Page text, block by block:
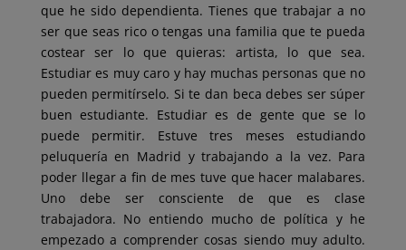
que he sido dependienta. Tienes que trabajar a no
ser que seas rico o tengas una familia que te pueda
costear ser lo que quieras: artista, lo que sea.
Estudiar es muy caro y hay muchas personas que no
pueden permitírselo. Si te dan beca debes ser súper
buen estudiante. Estudiar es de gente que se lo
puede permitir. Estuve tres meses estudiando
peluquería en Madrid y trabajando a la vez. Para
poder llegar a fin de mes tuve que hacer malabares.
Uno debe ser consciente de que es clase
trabajadora. No entiendo mucho de política y he
empezado a comprender cosas siendo muy adulto.